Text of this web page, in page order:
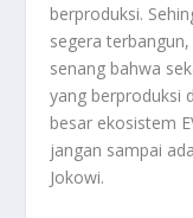
berproduksi.
segera
senang bahwa
yang berproduksi
besar ekosistem
jangan sampai
Jokowi.